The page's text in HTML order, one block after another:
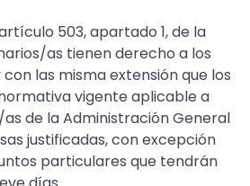
503, apartado 1, de la
as tienen derecho a los
las misma extensión que los
vigente aplicable a
de la Administración General
justificadas, con excepción
particulares que tendrán